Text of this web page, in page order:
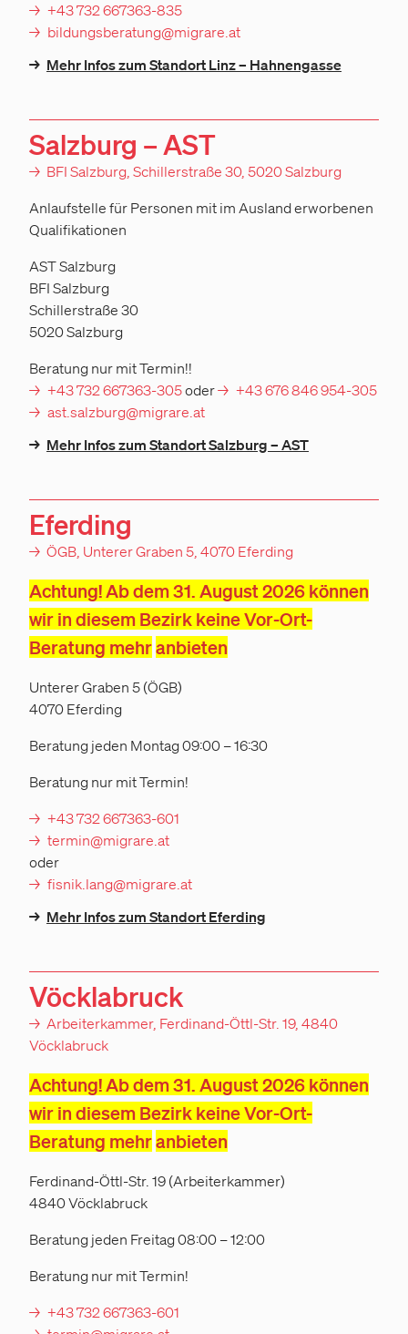
+43 732 667363-835
bildungsberatung@migrare.at
→ Mehr Infos zum Standort Linz – Hahnengasse
Salzburg – AST
→ BFI Salzburg, Schillerstraße 30, 5020 Salzburg
Anlaufstelle für Personen mit im Ausland erworbenen
Qualifikationen
AST Salzburg
BFI Salzburg
Schillerstraße 30
5020 Salzburg
Beratung nur mit Termin!!
+43 732 667363-305oder
+43 676 846 954-305
ast.salzburg@migrare.at
→ Mehr Infos zum Standort Salzburg – AST
Eferding
→ ÖGB, Unterer Graben 5, 4070 Eferding
Achtung! Ab dem 31. August 2026 können
wir in diesem Bezirk keine Vor-Ort-
Beratung mehranbieten
Unterer Graben 5 (ÖGB)
4070 Eferding
Beratung jeden Montag 09:00 – 16:30
Beratung nur mit Termin!
+43 732 667363-601
termin@migrare.at
oder
fisnik.lang@migrare.at
→ Mehr Infos zum Standort Eferding
Vöcklabruck
→ Arbeiterkammer, Ferdinand-Öttl-Str. 19, 4840
Vöcklabruck
Achtung! Ab dem 31. August 2026 können
wir in diesem Bezirk keine Vor-Ort-
Beratung mehranbieten
Ferdinand-Öttl-Str. 19 (Arbeiterkammer)
4840 Vöcklabruck
Beratung jeden Freitag 08:00 – 12:00
Beratung nur mit Termin!
+43 732 667363-601